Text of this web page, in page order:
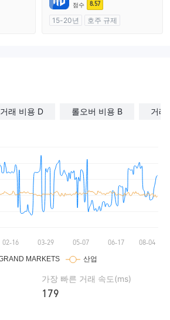
점수 8.57
15-20년
호주 규제
거래 비용 D 롤오버 비용 B 거래
가장 빠른 거래 속도(ms)
179